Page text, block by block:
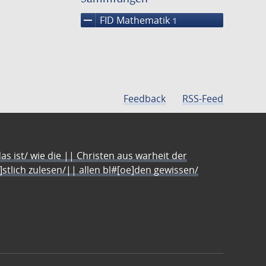
remove FID Mathematik 1
Feedback RSS-Feed
ist/ wie die || Christen aus warheit der
zulesen/|| allen bl#[oe]den gewissen/